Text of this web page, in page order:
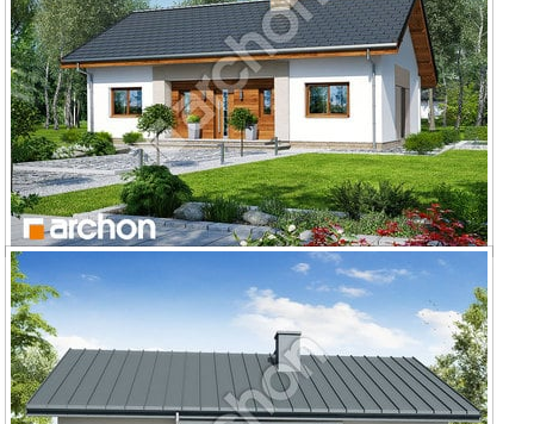
Dom w kostrzewach